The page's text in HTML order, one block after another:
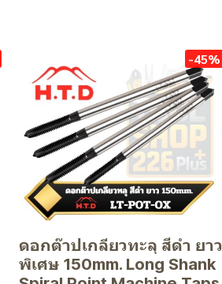
-45%
ดอกต๊าปเกลียวทะลุ สีดำ ยาว
พิเศษ 150mm. Long Shank